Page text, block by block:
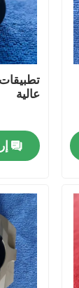
عالية